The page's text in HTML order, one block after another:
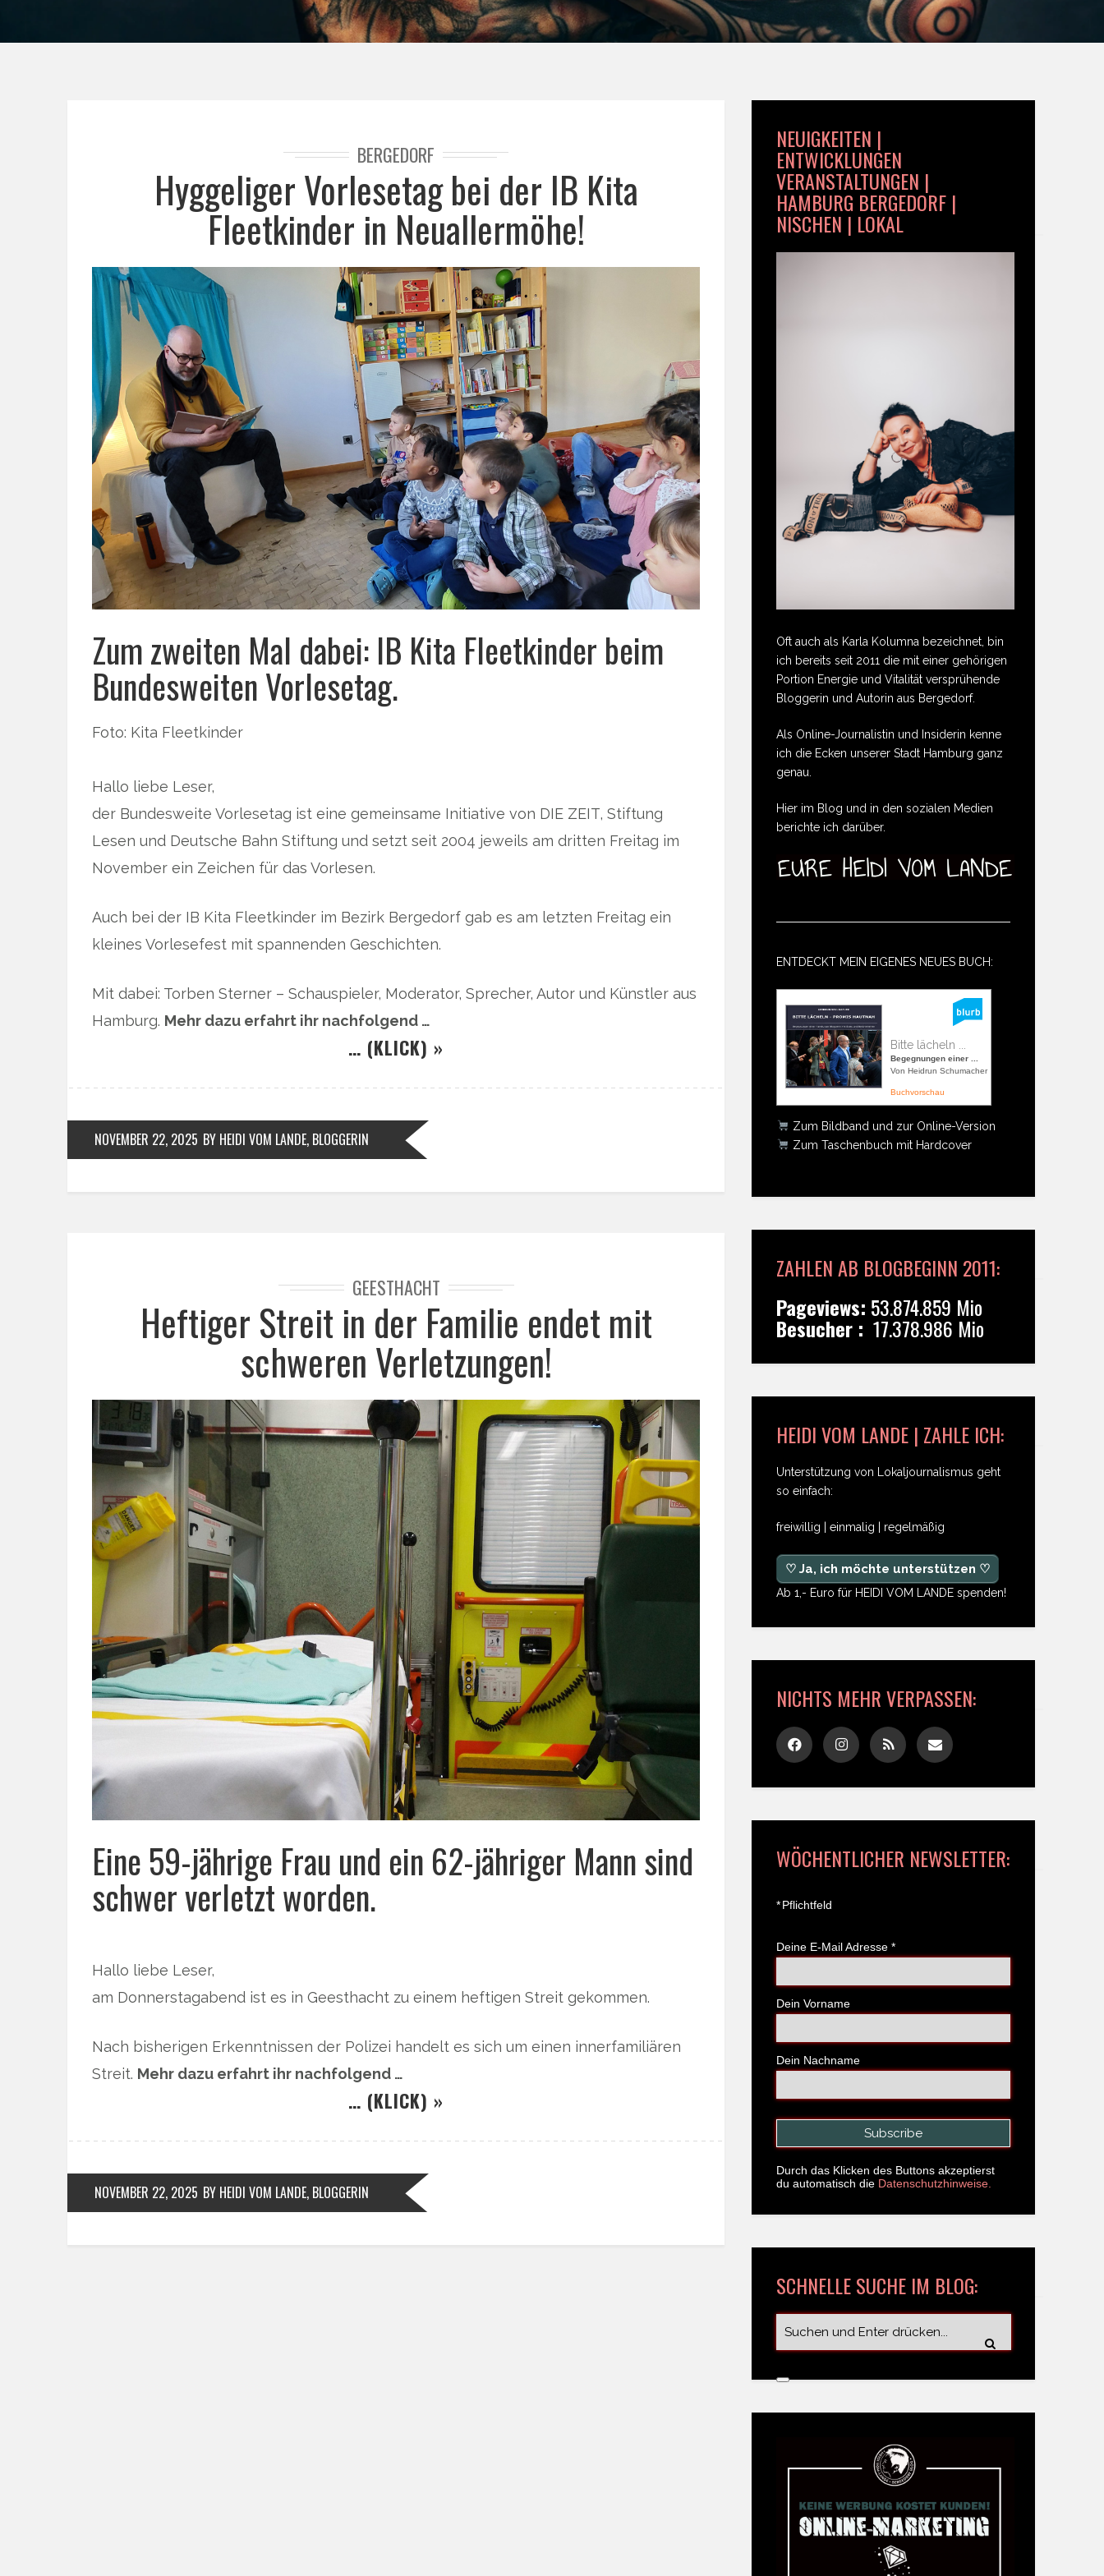
BERGEDORF
Hyggeliger Vorlesetag bei der IB Kita
Fleetkinder in Neuallermöhe!
Zum zweiten Mal dabei: IB Kita Fleetkinder beim
Bundesweiten Vorlesetag.
Foto: Kita Fleetkinder
Hallo liebe Leser,
der Bundesweite Vorlesetag ist eine gemeinsame Initiative von DIE ZEIT, Stiftung
Lesen und Deutsche Bahn Stiftung und setzt seit 2004 jeweils am dritten Freitag im
November ein Zeichen für das Vorlesen.
Auch bei der IB Kita Fleetkinder im Bezirk Bergedorf gab es am letzten Freitag ein
kleines Vorlesefest mit spannenden Geschichten.
Mit dabei: Torben Sterner – Schauspieler, Moderator, Sprecher, Autor und Künstler aus
Hamburg. Mehr dazu erfahrt ihr nachfolgend …
… (KLICK) »
NOVEMBER 22, 2025 BY HEIDI VOM LANDE, BLOGGERIN
GEESTHACHT
Heftiger Streit in der Familie endet mit
schweren Verletzungen!
Eine 59-jährige Frau und ein 62-jähriger Mann sind
schwer verletzt worden.
Hallo liebe Leser,
am Donnerstagabend ist es in Geesthacht zu einem heftigen Streit gekommen.
Nach bisherigen Erkenntnissen der Polizei handelt es sich um einen innerfamiliären
Streit. Mehr dazu erfahrt ihr nachfolgend …
… (KLICK) »
NOVEMBER 22, 2025 BY HEIDI VOM LANDE, BLOGGERIN
NEUIGKEITEN |
ENTWICKLUNGEN
VERANSTALTUNGEN |
HAMBURG BERGEDORF |
NISCHEN | LOKAL
Oft auch als Karla Kolumna bezeichnet, bin
ich bereits seit 2011 die mit einer gehörigen
Portion Energie und Vitalität versprühende
Bloggerin und Autorin aus Bergedorf.
Als Online-Journalistin und Insiderin kenne
ich die Ecken unserer Stadt Hamburg ganz
genau.
Hier im Blog und in den sozialen Medien
berichte ich darüber.
ENTDECKT MEIN EIGENES NEUES BUCH:
Bitte lächeln ...
Begegnungen einer ...
Von Heidrun Schumacher
Buchvorschau
Zum Bildband und zur Online-Version
Zum Taschenbuch mit Hardcover
ZAHLEN AB BLOGBEGINN 2011:
Pageviews: 53.874.859 Mio
Besucher : 17.378.986 Mio
HEIDI VOM LANDE | ZAHLE ICH:
Unterstützung von Lokaljournalismus geht
so einfach:
freiwillig | einmalig | regelmäßig
♡ Ja, ich möchte unterstützen ♡
Ab 1,- Euro für HEIDI VOM LANDE spenden!
NICHTS MEHR VERPASSEN:
WÖCHENTLICHER NEWSLETTER:
*Pflichtfeld
Deine E-Mail Adresse *
Dein Vorname
Dein Nachname
Durch das Klicken des Buttons akzeptierst
du automatisch die Datenschutzhinweise.
SCHNELLE SUCHE IM BLOG: